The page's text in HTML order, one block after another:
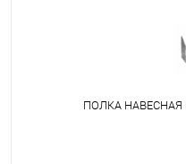
ПОЛКА НАВЕСНАЯ